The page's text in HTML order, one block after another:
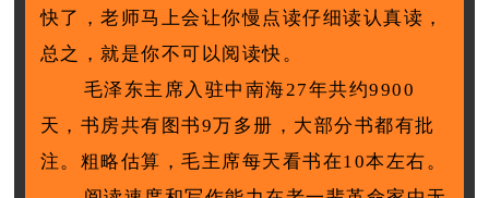
快了，老师马上会让你慢点读仔细读认真读，
总之，就是你不可以阅读快。
毛泽东主席入驻中南海27年共约9900
天，书房共有图书9万多册，大部分书都有批
注。粗略估算，毛主席每天看书在10本左右。